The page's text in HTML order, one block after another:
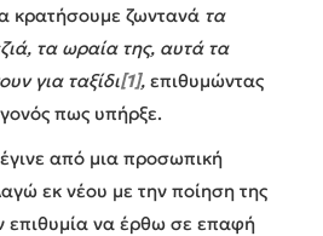
κρατήσουμε ζωντανά τα
τα ωραία της, αυτά τα
για ταξίδι[1], επιθυμώντας
πως υπήρξε.
από μια προσωπική
εκ νέου με την ποίηση της
επιθυμία να έρθω σε επαφή